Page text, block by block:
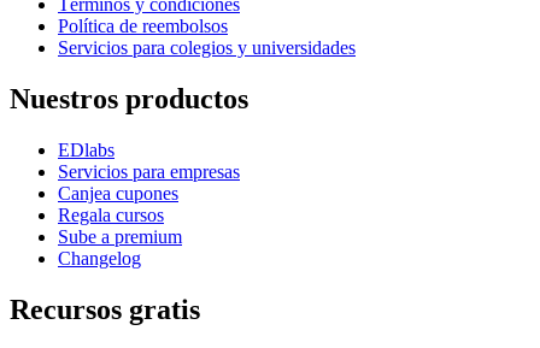
Política de reembolsos
Servicios para colegios y universidades
Nuestros productos
EDlabs
Servicios para empresas
Canjea cupones
Regala cursos
Sube a premium
Changelog
Recursos gratis